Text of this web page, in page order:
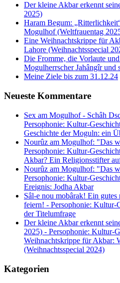
Der kleine Akbar erkennt
2025)
Haram Begum:
Mogulhof (Weltfrauentag
Eine Weihnachtskrippe für
Lahore (Weihnachtsspecial
Die Fromme, die Vorlaute
Mogulherrscher Jahângîr und
Meine Ziele bis zum 31.12.24
Neueste Kommentare
Sex am Mogulhof - Schâh
Persophonie: Kultur-
Geschichte der Moguln: ein
Nourûz am Mogulhof: "Das
Persophonie: Kultur-
Akbar? Ein Religionsstifter
Nourûz am Mogulhof: "Das
Persophonie: Kultur-
Ereignis: Jodha Akbar
Sâl-e nou mobârak! Ein
feiern! - Persophonie: Kultur-
der Titelumfrage
Der kleine Akbar erkennt
2025) - Persophonie: Kultur-
Weihnachtskrippe für Akbar:
(Weihnachtsspecial 2024)
Kategorien